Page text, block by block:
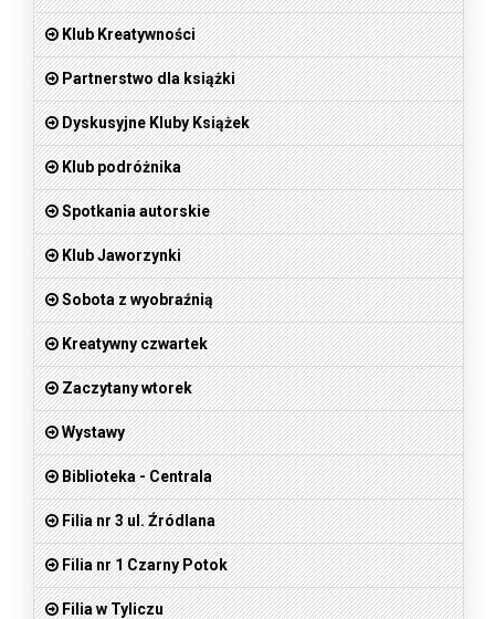
Klub Kreatywności
Partnerstwo dla książki
Dyskusyjne Kluby Książek
Klub podróżnika
Spotkania autorskie
Klub Jaworzynki
Sobota z wyobraźnią
Kreatywny czwartek
Zaczytany wtorek
Wystawy
Biblioteka - Centrala
Filia nr 3 ul. Źródlana
Filia nr 1 Czarny Potok
Filia w Tyliczu